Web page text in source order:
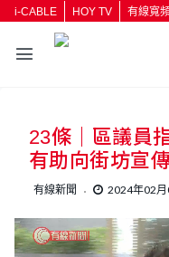
i-CABLE HOY TV 有線寬
23條｜區議員
有助向街坊宣傳
有線新聞 2024年02月